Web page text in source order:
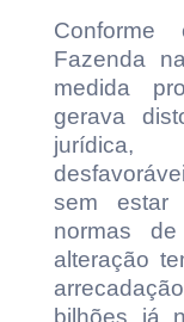
Fazenda
medida
gerava
jurídica,
sem estar
normas
alteração
bilhões já